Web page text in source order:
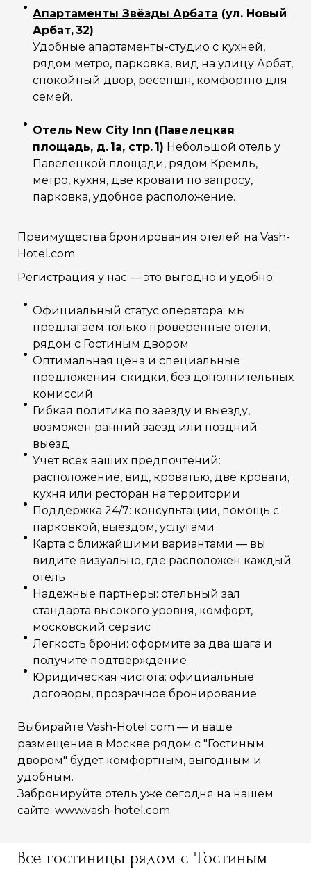
Апартаменты Звёзды Арбата (ул. Новый
Арбат, 32)
Удобные апартаменты-студио с кухней,
рядом метро, парковка, вид на улицу Арбат,
спокойный двор, ресепшн, комфортно для
семей.
Отель New City Inn (Павелецкая
площадь, д. 1а, стр. 1) Небольшой отель у
Павелецкой площади, рядом Кремль,
метро, кухня, две кровати по запросу,
парковка, удобное расположение.
Преимущества бронирования отелей на Vash-
Hotel.com
Регистрация у нас — это выгодно и удобно:
Официальный статус оператора: мы
предлагаем только проверенные отели,
рядом с Гостиным двором
Оптимальная цена и специальные
предложения: скидки, без дополнительных
комиссий
Гибкая политика по заезду и выезду,
возможен ранний заезд или поздний
выезд
Учет всех ваших предпочтений:
расположение, вид, кроватью, две кровати,
кухня или ресторан на территории
Поддержка 24/7: консультации, помощь с
парковкой, выездом, услугами
Карта с ближайшими вариантами — вы
видите визуально, где расположен каждый
отель
Надежные партнеры: отельный зал
стандарта высокого уровня, комфорт,
московский сервис
Легкость брони: оформите за два шага и
получите подтверждение
Юридическая чистота: официальные
договоры, прозрачное бронирование
Выбирайте Vash-Hotel.com — и ваше
размещение в Москве рядом с "Гостиным
двором" будет комфортным, выгодным и
удобным.
Забронируйте отель уже сегодня на нашем
сайте: www.vash-hotel.com.
Все гостиницы рядом с "Гостиным